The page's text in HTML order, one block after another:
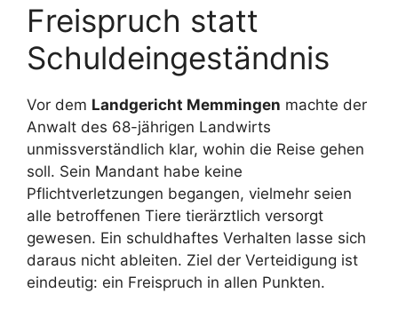
Freispruch statt
Schuldeingeständnis
Vor dem Landgericht Memmingen machte der
Anwalt des 68-jährigen Landwirts
unmissverständlich klar, wohin die Reise gehen
soll. Sein Mandant habe keine
Pflichtverletzungen begangen, vielmehr seien
alle betroffenen Tiere tierärztlich versorgt
gewesen. Ein schuldhaftes Verhalten lasse sich
daraus nicht ableiten. Ziel der Verteidigung ist
eindeutig: ein Freispruch in allen Punkten.